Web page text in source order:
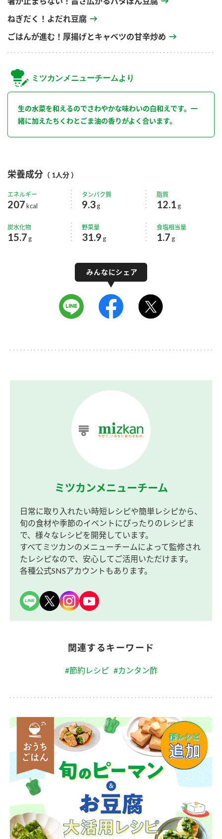
ねぎだく！よだれ豆腐
ごはんが進む！厚揚げとキャベツの甘辛炒め
ミツカンメニューチームより
生の水菜を和えるのでさわやかな味わいの白和えです。一
緒に加えたちくわとごま油の香りがよく合います。
栄養成分 （ 1人分 ）
エネルギー
207kcal
タンパク質
9.3g
脂質
12.1 g
炭水化物
15.7 g
野菜量
31.9 g
食塩相当量
1.7 g
ミツカンメニューチーム
日常に取り入れたい時短レシピや簡単レシピから、
旬の食材や季節のイベントにぴったりのレシピま
で、様々なレシピを開発しています。
すべてミツカンのメニューチームによって監修され
たレシピなので、安心してご活用いただけます。
各種公式SNSアカウントもあります。
関連するキーワード
#節約レシピ #カンタン酢